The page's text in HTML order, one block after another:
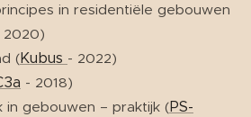
in residentiële gebouwen
2020)
(Kubus - 2022)
- 2018)
in gebouwen – praktijk (PS-